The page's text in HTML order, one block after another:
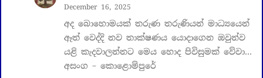
December 16, 2025
අද බොහොමයක් තරුණ තරුණියන් මාධ්‍යයෙන්
ඈත් වෙද්දි නව තාක්ෂණය යොදාගෙන ඔවුන්ව
යළි කැදවාලන්නට මෙය හොද පිවිසුමක් වේවා…
අසංග – කොළොම්පුරේ